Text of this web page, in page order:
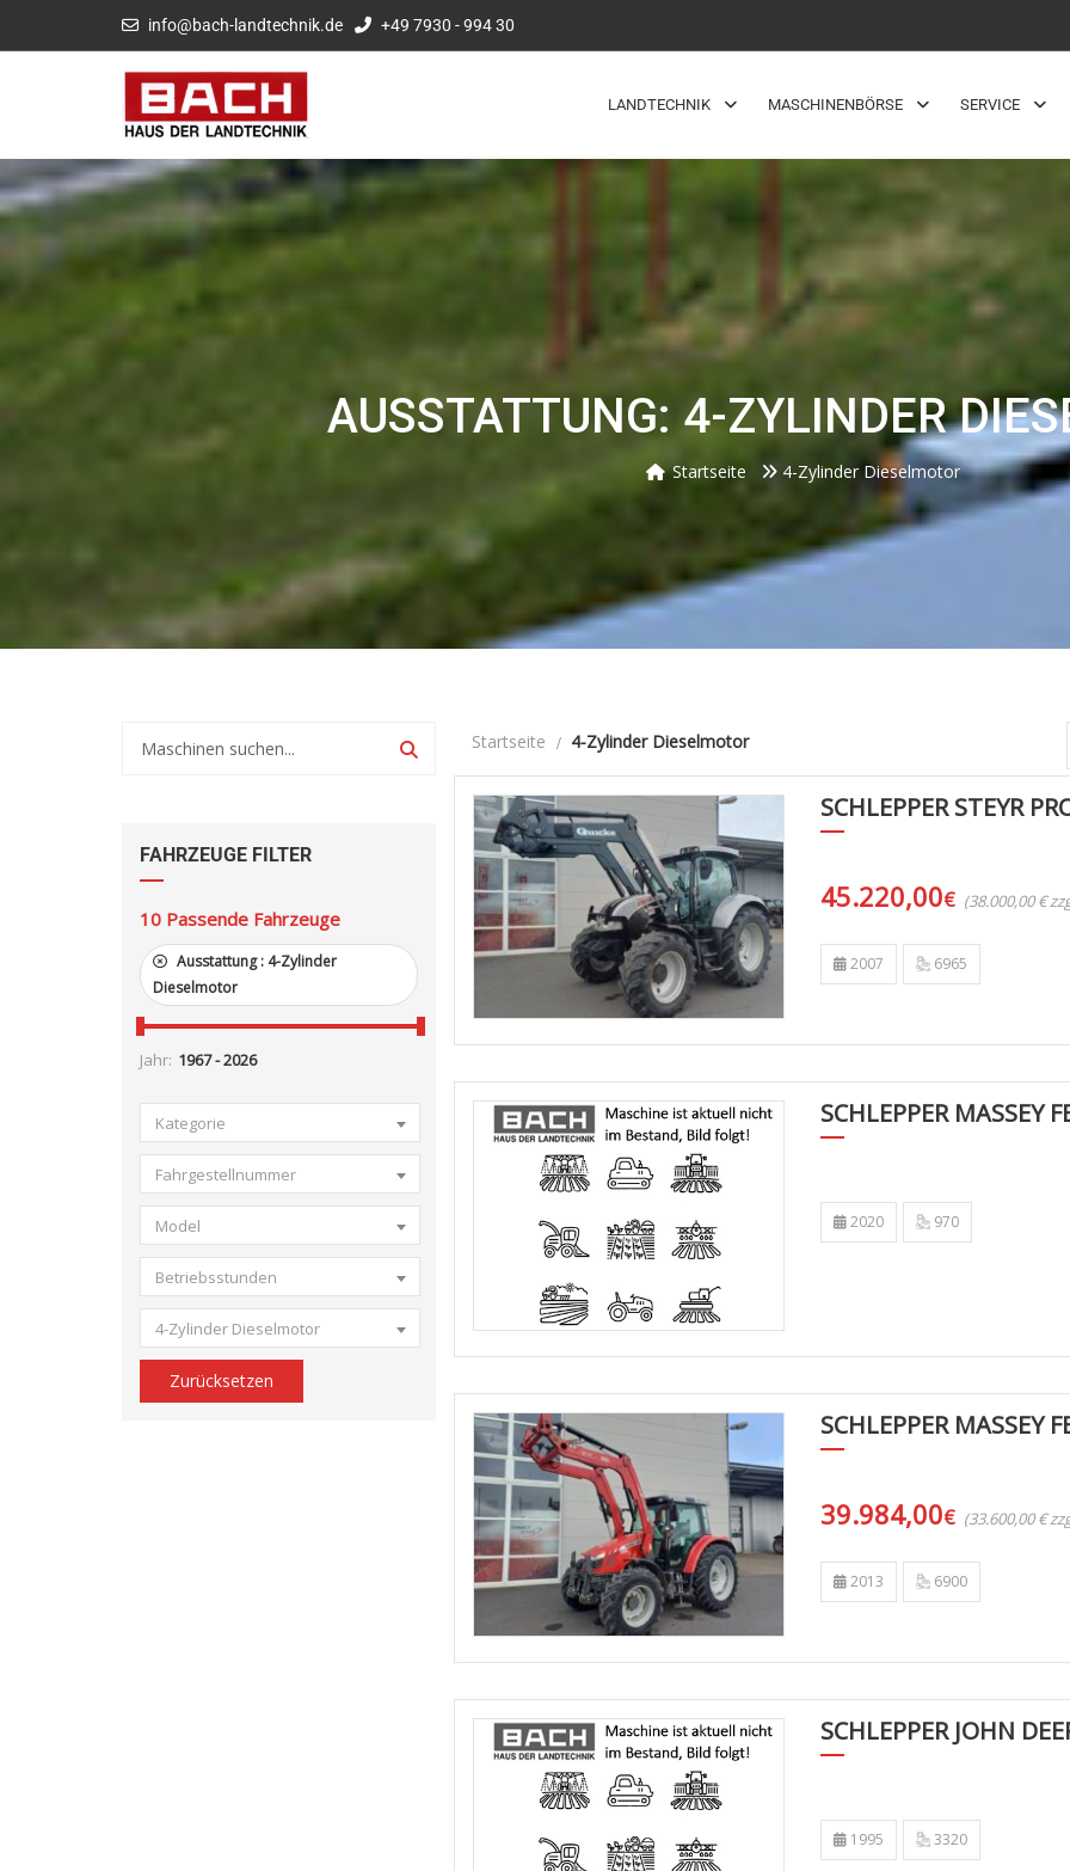
info@bach-landtechnik.de +49 7930 - 994 30
LANDTECHNIK MASCHINENBÖRSE SERVICE
AUSSTATTUNG: 4-ZYLINDER
Startseite 4-Zylinder Dieselmotor
FAHRZEUGE FILTER
10 Passende Fahrzeuge
Ausstattung : 4-Zylinder
Dieselmotor
Jahr:
Kategorie
Fahrgestellnummer
Model
Betriebsstunden
4-Zylinder Dieselmotor
Zurücksetzen
Startseite 4-Zylinder Dieselmotor
SCHLEPPER STEYR
45.220,00€ (38.000,00 €
2007 6965
SCHLEPPER MASSEY
2020 970
SCHLEPPER MASSEY
39.984,00€ (33.600,00 €
2013 6900
SCHLEPPER JOHN
1995 3320